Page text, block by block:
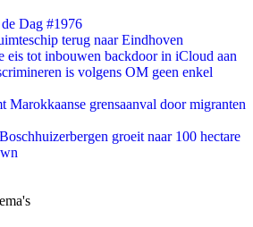
Dag #1976
terug naar Eindhoven
eis tot inbouwen backdoor in iCloud aan
is volgens OM geen enkel
Marokkaanse grensaanval door migranten
groeit naar 100 hectare